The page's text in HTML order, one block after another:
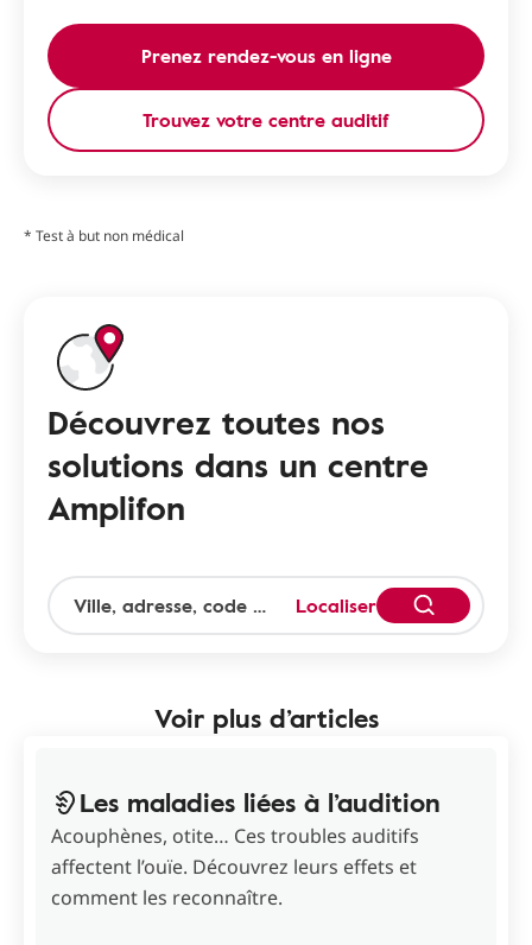
Prenez rendez-vous en ligne
Trouvez votre centre auditif
* Test à but non médical
Découvrez toutes nos
solutions dans un centre
Amplifon
Localiser
Voir plus d’articles
Les maladies liées à l’audition
Acouphènes, otite… Ces troubles auditifs
affectent l’ouïe. Découvrez leurs effets et
comment les reconnaître.